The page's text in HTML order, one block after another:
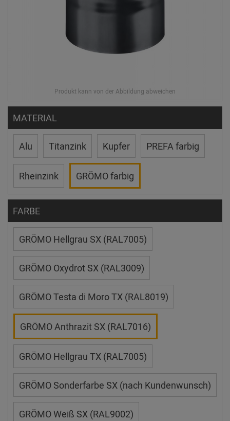
MATERIAL
Alu Titanzink Kupfer PREFA farbig
Rheinzink GRÖMO farbig
FARBE
GRÖMO Hellgrau SX (RAL7005)
GRÖMO Oxydrot SX (RAL3009)
GRÖMO Testa di Moro TX (RAL8019)
GRÖMO Anthrazit SX (RAL7016)
GRÖMO Hellgrau TX (RAL7005)
GRÖMO Sonderfarbe SX (nach Kundenwunsch)
GRÖMO Weiß SX (RAL9002)